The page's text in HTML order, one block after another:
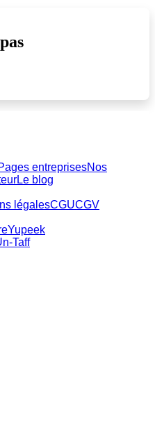
entreprisesNos
Le blog
légalesCGUCGV
Yupeek
Taff